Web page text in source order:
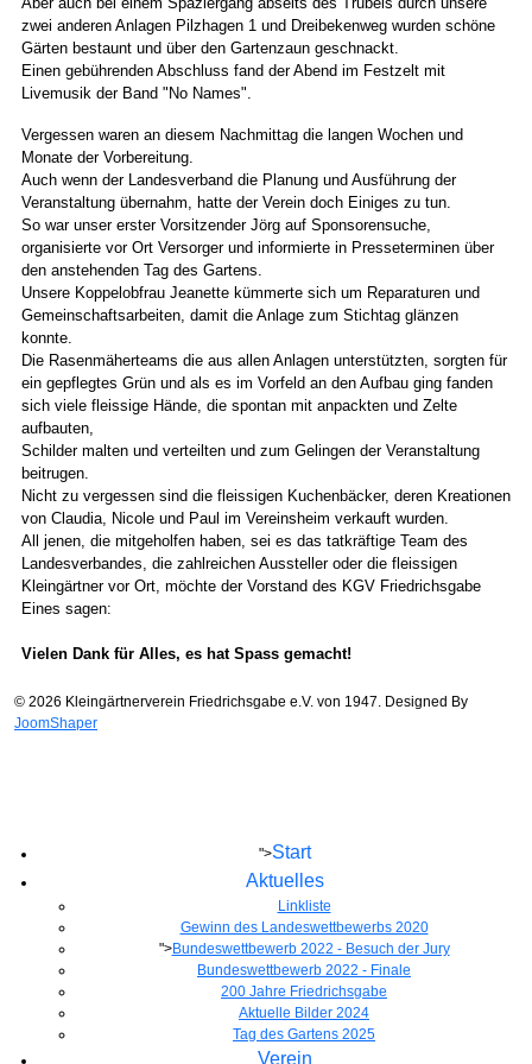
zwei anderen Anlagen Pilzhagen 1 und Dreibekenweg wurden schöne
Gärten bestaunt und über den Gartenzaun geschnackt.
Einen gebührenden Abschluss fand der Abend im Festzelt mit
Livemusik der Band "No Names".
Vergessen waren an diesem Nachmittag die langen Wochen und
Monate der Vorbereitung.
Auch wenn der Landesverband die Planung und Ausführung der
Veranstaltung übernahm, hatte der Verein doch Einiges zu tun.
So war unser erster Vorsitzender Jörg auf Sponsorensuche,
organisierte vor Ort Versorger und informierte in Presseterminen über
den anstehenden Tag des Gartens.
Unsere Koppelobfrau Jeanette kümmerte sich um Reparaturen und
Gemeinschaftsarbeiten, damit die Anlage zum Stichtag glänzen
konnte.
Die Rasenmäherteams die aus allen Anlagen unterstützten, sorgten für
ein gepflegtes Grün und als es im Vorfeld an den Aufbau ging fanden
sich viele fleissige Hände, die spontan mit anpackten und Zelte
aufbauten,
Schilder malten und verteilten und zum Gelingen der Veranstaltung
beitrugen.
Nicht zu vergessen sind die fleissigen Kuchenbäcker, deren Kreationen
von Claudia, Nicole und Paul im Vereinsheim verkauft wurden.
All jenen, die mitgeholfen haben, sei es das tatkräftige Team des
Landesverbandes, die zahlreichen Aussteller oder die fleissigen
Kleingärtner vor Ort, möchte der Vorstand des KGV Friedrichsgabe
Eines sagen:
Vielen Dank für Alles, es hat Spass gemacht!
© 2026 Kleingärtnerverein Friedrichsgabe e.V. von 1947. Designed By
JoomShaper
">Start
Aktuelles
Linkliste
Gewinn des Landeswettbewerbs 2020
">Bundeswettbewerb 2022 - Besuch der Jury
Bundeswettbewerb 2022 - Finale
200 Jahre Friedrichsgabe
Aktuelle Bilder 2024
Tag des Gartens 2025
Verein